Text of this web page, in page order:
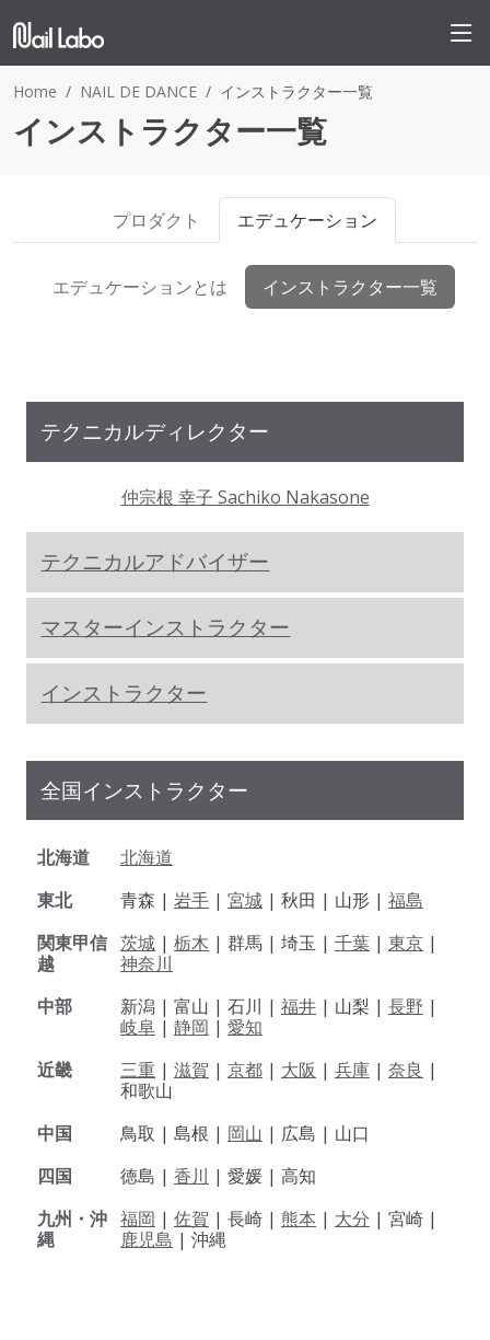
Home NAIL DE DANCE インストラクター一覧
インストラクター一覧
プロダクト エデュケーション
エデュケーションとは インストラクター一覧
テクニカルディレクター
仲宗根 幸子 Sachiko Nakasone
テクニカルアドバイザー
マスターインストラクター
インストラクター
全国インストラクター
北海道
北海道
東北
青森 | 岩手 | 宮城 | 秋田 | 山形 | 福島
関東甲信
越
茨城 | 栃木 | 群馬 | 埼玉 | 千葉 | 東京 |
神奈川
中部
新潟 | 富山 | 石川 | 福井 | 山梨 | 長野 |
岐阜 | 静岡 | 愛知
近畿
三重 | 滋賀 | 京都 | 大阪 | 兵庫 | 奈良 |
和歌山
中国
鳥取 | 島根 | 岡山 | 広島 | 山口
四国
徳島 | 香川 | 愛媛 | 高知
九州・沖
縄
福岡 | 佐賀 | 長崎 | 熊本 | 大分 | 宮崎 |
鹿児島 | 沖縄